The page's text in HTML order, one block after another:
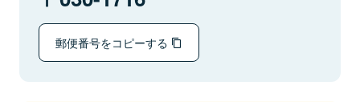
郵便番号をコピーする